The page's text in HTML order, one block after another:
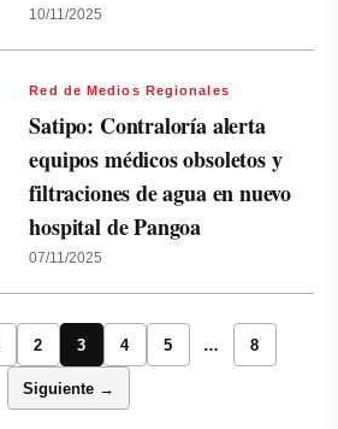
10/11/2025
Red de Medios Regionales
Satipo: Contraloría alerta
equipos médicos obsoletos y
filtraciones de agua en nuevo
hospital de Pangoa
07/11/2025
2 3 4 5 … 8
Siguiente →